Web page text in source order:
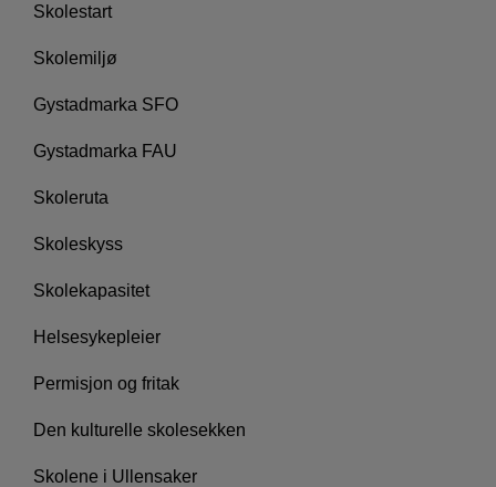
Skolestart
Skolemiljø
Gystadmarka SFO
Gystadmarka FAU
Skoleruta
Skoleskyss
Skolekapasitet
Helsesykepleier
Permisjon og fritak
Den kulturelle skolesekken
Skolene i Ullensaker